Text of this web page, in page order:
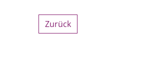
Zurück